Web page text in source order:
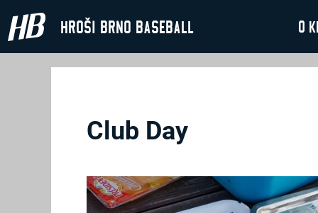
Hroši Brno Baseball O
Club Day